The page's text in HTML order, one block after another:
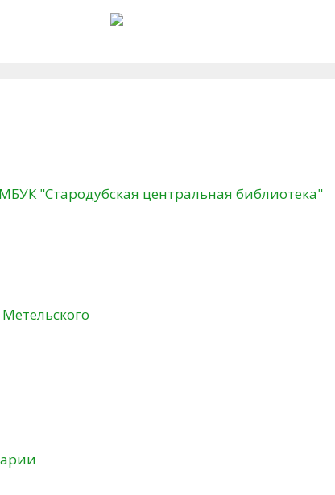
"Стародубская центральная библиотека"